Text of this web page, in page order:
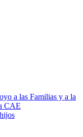
a las Familias y a la
CAE